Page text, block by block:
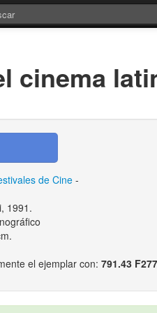
cinema
de Cine-
1991.
el ejemplar con: 791.43